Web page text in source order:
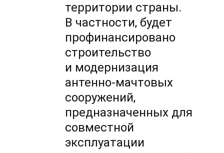
территории страны.
В частности, будет
профинансировано
строительство
и модернизация
антенно-мачтовых
сооружений,
предназначенных для
совместной
эксплуатации